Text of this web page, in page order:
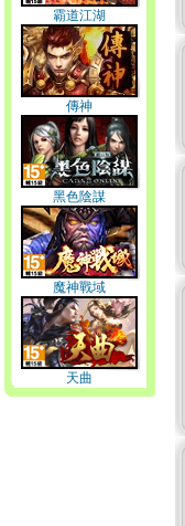
霸道江湖
傳神
黑色陰謀
魔神戰域
天曲